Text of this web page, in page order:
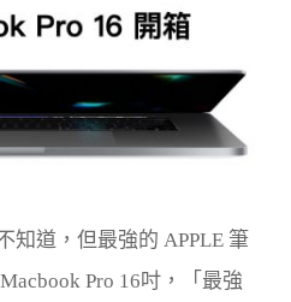
道，但最強的 APPLE 筆
Pro 16吋，「最強